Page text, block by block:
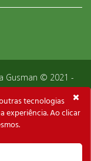
Gusman © 2021 -
tecnologias
experiência. Ao clicar